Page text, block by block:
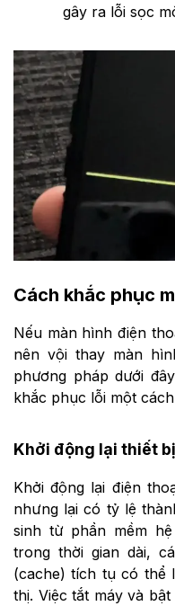
gây ra lỗi sọc
Cách khắc phục
Nếu màn hình điện
nên vội thay màn
phương pháp dưới
khắc phục lỗi một
Khởi động lại thiết bị
Khởi động lại điện
nhưng lại có tỷ lệ
sinh từ phần mềm
trong thời gian dài,
(cache) tích tụ có thể
thị. Việc tắt máy và